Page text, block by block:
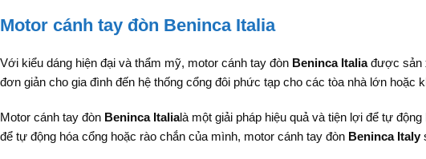
Motor cánh tay đòn Beninca Italia
Với kiểu dáng hiện đại và thẩm mỹ, motor cánh tay đòn Beninca Italiađược sản
đơn giản cho gia đình đến hệ thống cổng đôi phức tạp cho các tòa nhà lớn hoặc
Motor cánh tay đòn Beninca Italialà một giải pháp hiệu quả và tiện lợi để tự
để tự động hóa cổng hoặc rào chắn của mình, motor cánh tay đòn Beninca Italy